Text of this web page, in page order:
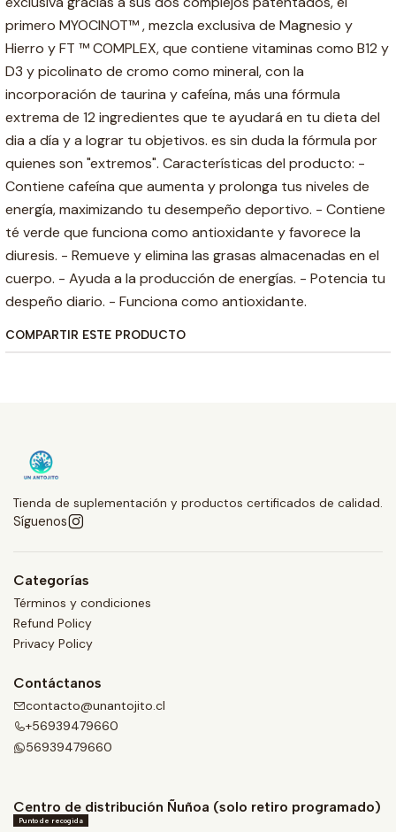
primero MYOCINOT™ , mezcla exclusiva de Magnesio y
Hierro y FT ™ COMPLEX, que contiene vitaminas como B12 y
D3 y picolinato de cromo como mineral, con la
incorporación de taurina y cafeína, más una fórmula
extrema de 12 ingredientes que te ayudará en tu dieta del
dia a día y a lograr tu objetivos. es sin duda la fórmula por
quienes son "extremos". Características del producto: -
Contiene cafeína que aumenta y prolonga tus niveles de
energía, maximizando tu desempeño deportivo. - Contiene
té verde que funciona como antioxidante y favorece la
diuresis. - Remueve y elimina las grasas almacenadas en el
cuerpo. - Ayuda a la producción de energías. - Potencia tu
despeño diario. - Funciona como antioxidante.
COMPARTIR ESTE PRODUCTO
Tienda de suplementación y productos certificados de calidad.
Síguenos
Categorías
Términos y condiciones
Refund Policy
Privacy Policy
Contáctanos
contacto@unantojito.cl
+56939479660
56939479660
Centro de distribución Ñuñoa (solo retiro programado)
Punto de recogida